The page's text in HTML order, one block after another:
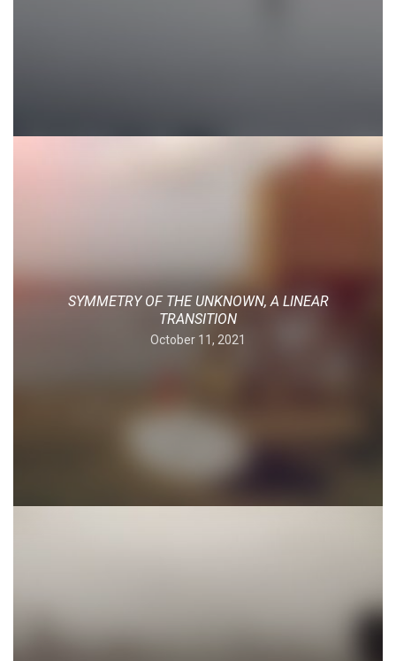
SYMMETRY OF THE UNKNOWN, A LINEAR
TRANSITION
October 11, 2021